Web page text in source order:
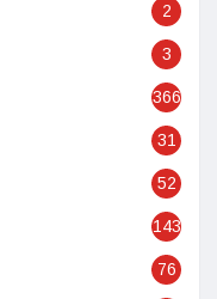
2
3
366
31
52
143
76